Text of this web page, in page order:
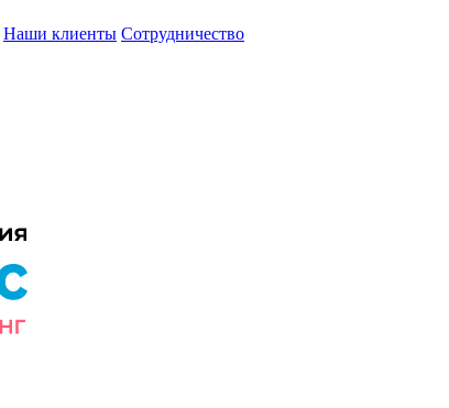
Наши клиенты Сотрудничество